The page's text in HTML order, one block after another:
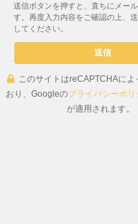
送信ボタンを押すと、直ちにメー
す。再度入力内容をご確認の上、
してください。
このサイトはreCAPTCHAによ
おり、Googleのプライバシーポリ
が適用されます。